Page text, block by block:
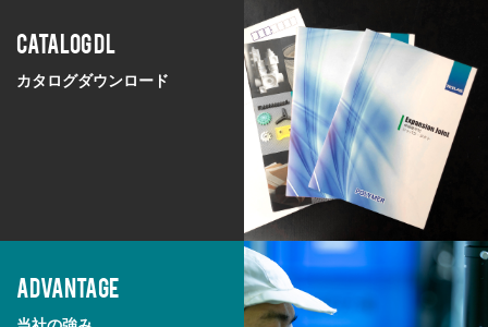
CATALOG DL
カタログダウンロード
ADVANTAGE